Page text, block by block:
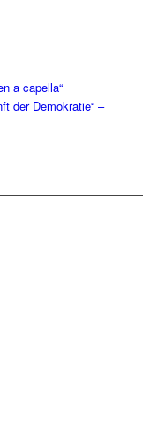
a capella“
der Demokratie“ –